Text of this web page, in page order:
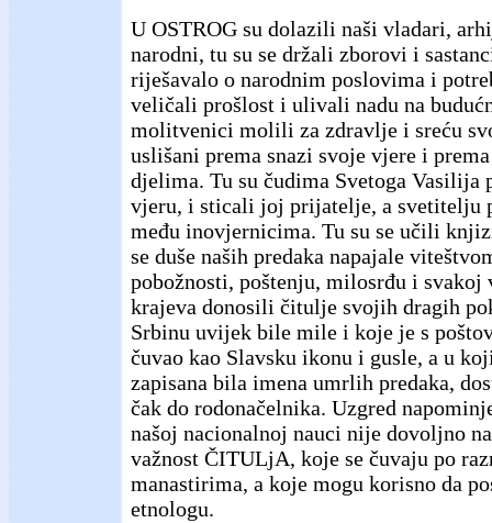
U OSTROG su dolazili naši vladari,
narodni, tu su se držali zborovi i
riješavalo o narodnim poslovima i
veličali prošlost i ulivali nadu na
molitvenici molili za zdravlje i sreću
uslišani prema snazi svoje vjere i
djelima. Tu su čudima Svetoga
vjeru, i sticali joj prijatelje, a svetitelju
među inovjernicima. Tu su se učili
se duše naših predaka napajale
pobožnosti, poštenju, milosrđu i
krajeva donosili čitulje svojih dragih
Srbinu uvijek bile mile i koje je s
čuvao kao Slavsku ikonu i gusle, a u
zapisana bila imena umrlih predaka,
čak do rodonačelnika. Uzgred
našoj nacionalnoj nauci nije dovoljno
važnost ČITULjA, koje se čuvaju po
manastirima, a koje mogu korisno da
etnologu.